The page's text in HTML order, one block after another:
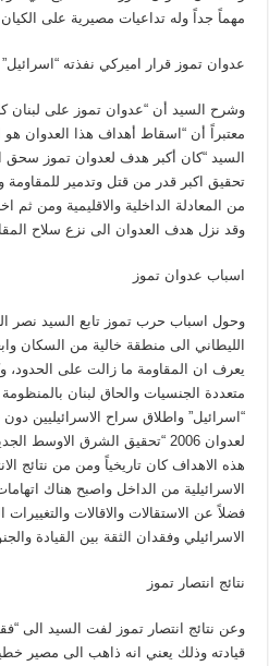
مهماً جداً وله تداعيات مصيرية على الكيان.
عدوان تموز قرار اميركي نفذته “اسرائيل”
وشرح السيد أن “عدوان تموز على لبنان
معتبراً أن “اسقاط أهداف هذا العدوان هو
السيد “كان أكبر هدف لعدوان تموز سحق
تحقيق اكبر قدر من قتل وتدمير
من المعادلة الداخلية والاقليمية ومن ثم
وقد نزل هدف العدوان الى نزع سلاح
اسباب عدوان تموز
وحول اسباب حرب تموز تابع السيد نصر
الليطاني الى منطقة خالية من السكان
يعرف ان المقاومة ما زالت على
متعددة الجنسيات والحاق لبنان بالمنظومة
“اسرائيل” واطلاق سراح الاسرائيليين
لعدوان 2006 “تحقيق الشرق
هذه الاهداف كان تاريخياً ومن من نتائج
الاسرائيلية من الداخل واصبح هناك
فضلاً عن الاستقالات والاقالات
الاسرائيلي وفقدان الثقة بين القيادة
نتائج انتصار تموز
وعن نتائج انتصار تموز لفت السيد الى
قيادته وذلك يعني انه ذاهب الى مصير